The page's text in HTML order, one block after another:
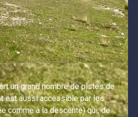
un grand nombre de pistes de
est aussi accessible par les
comme à la descente) qui, de